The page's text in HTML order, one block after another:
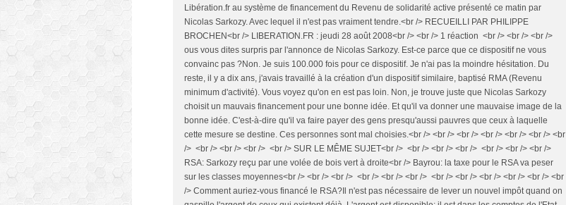
Libération.fr au système de financement du Revenu de solidarité active présenté ce matin par
Nicolas Sarkozy. Avec lequel il n'est pas vraiment tendre.<br /> RECUEILLI PAR PHILIPPE
BROCHEN<br /> LIBERATION.FR : jeudi 28 août 2008<br /> <br /> 1 réaction <br /> <br /> <br />
ous vous dites surpris par l'annonce de Nicolas Sarkozy. Est-ce parce que ce dispositif ne vous
convainc pas ?Non. Je suis 100.000 fois pour ce dispositif. Je n'ai pas la moindre hésitation. Du
reste, il y a dix ans, j'avais travaillé à la création d'un dispositif similaire, baptisé RMA (Revenu
minimum d'activité). Vous voyez qu'on en est pas loin. Non, je trouve juste que Nicolas Sarkozy
choisit un mauvais financement pour une bonne idée. Et qu'il va donner une mauvaise image de la
bonne idée. C'est-à-dire qu'il va faire payer des gens presqu'aussi pauvres que ceux à laquelle
cette mesure se destine. Ces personnes sont mal choisies.<br /> <br /> <br /> <br /> <br /> <br /> <br
/> <br /> <br /> <br /> <br /> SUR LE MÊME SUJET<br /> <br /> <br /> <br /> <br /> <br /> <br />
RSA: Sarkozy reçu par une volée de bois vert à droite<br /> Bayrou: la taxe pour le RSA va peser
sur les classes moyennes<br /> <br /> <br /> <br /> <br /> <br /> <br /> <br /> <br /> <br /> <br /> <br
/> Comment auriez-vous financé le RSA?Il n'est pas nécessaire de lever un nouvel impôt quand on